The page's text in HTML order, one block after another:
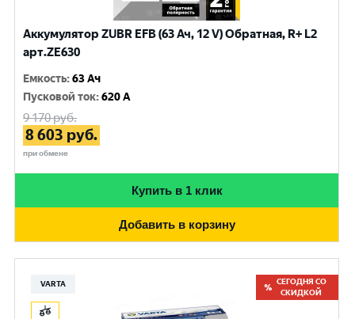
Аккумулятор ZUBR EFB (63 Ач, 12 V) Обратная, R+ L2
арт.ZE630
Емкость:63 Ач
Пусковой ток:620 A
9 170руб.
8 603 руб.
при обмене
Купить в 1 клик
Добавить в корзину
VARTA
СЕГОДНЯ СО
СКИДКОЙ